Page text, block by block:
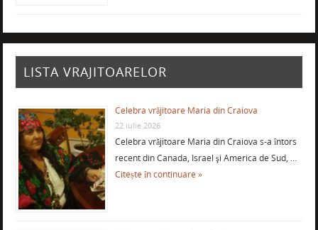
LISTA VRAJITOARELOR
Celebra vrăjitoare Maria din Craiova
22 iulie 2026
Celebra vrăjitoare Maria din Craiova s-a întors
recent din Canada, Israel şi America de Sud, …
Citește în continuare »